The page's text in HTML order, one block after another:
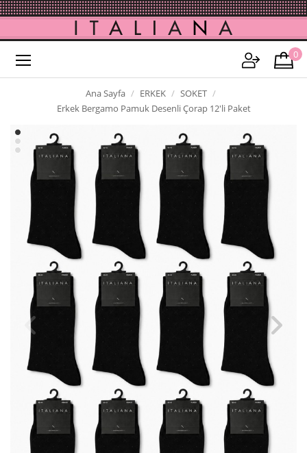
0
Ana Sayfa ERKEK
SOKET
Erkek Bergamo Pamuk Desenli Çorap 12'li Paket